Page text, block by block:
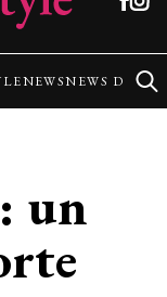
NEWSNEWS
un